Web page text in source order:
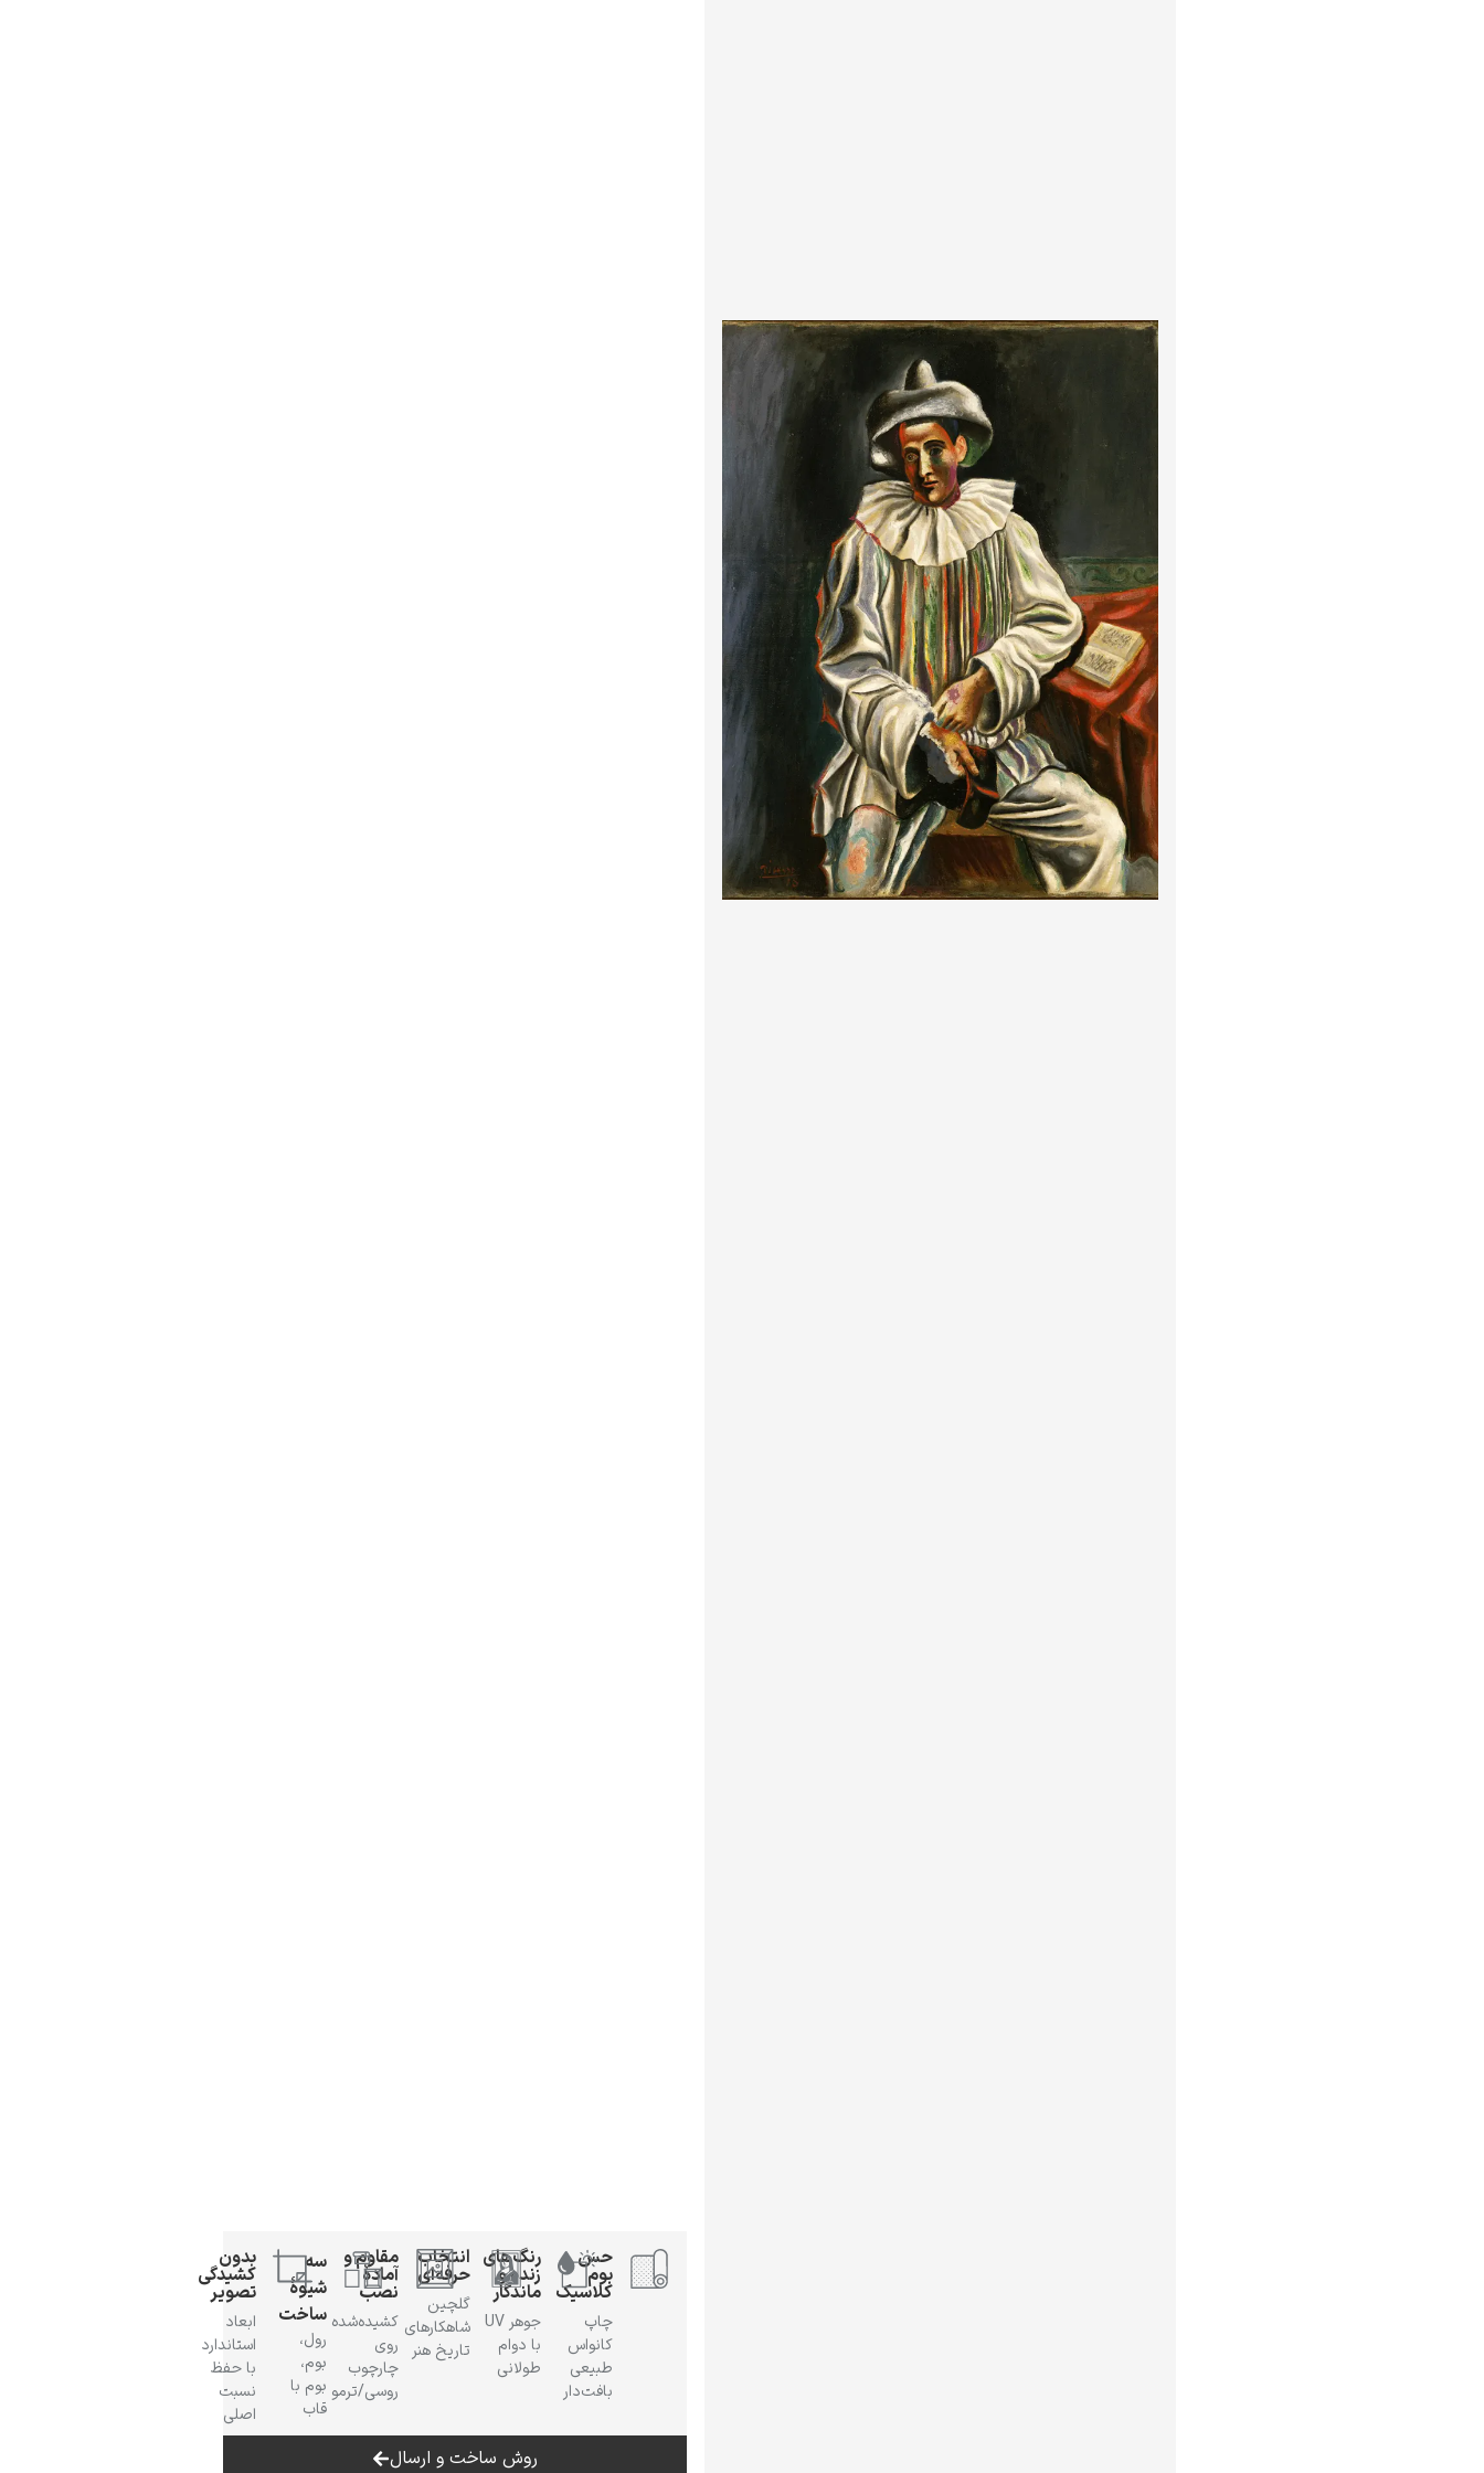
یوهانس فرمیر
پرفروش‌ترین تابلوها
حس
بوم
کلاسیک
چاپ
کانواس
طبیعی
بافت‌دار
رنگ‌های
زنده و
ماندگار
جوهر UV
با دوام
طولانی
انتخاب
حرفه‌ای
گلچین
شاهکارهای
تاریخ هنر
مقاوم و
آمادهٔ
نصب
کشیده‌شده
روی
چارچوب
روسی/ترمو
سه
شیوهٔ
ساخت
رول،
بوم،
بوم با
قاب
بدون
کشیدگی
تصویر
ابعاد
استاندارد
با حفظ
نسبت
اصلی
روش ساخت و ارسال